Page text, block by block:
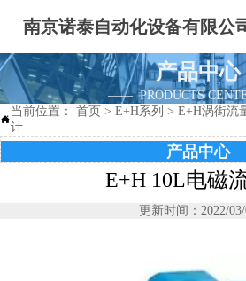
南京诺泰自动化设备有限公
产品中心
—— PRODUCTS

当前位置： 首页 > E+H系列 > E+H涡街流
计
产品中心
E+H 10L电磁
更新时间：2022/